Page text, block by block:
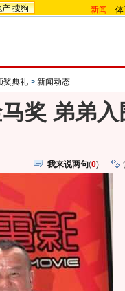
产 搜狗 新闻 -
奖典礼 > 新闻动态
奖 弟弟
我来说两句(0)